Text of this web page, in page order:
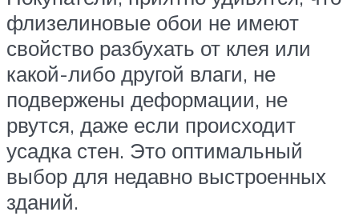
флизелиновые обои не имеют
свойство разбухать от клея или
какой-либо другой влаги, не
подвержены деформации, не
рвутся, даже если происходит
усадка стен. Это оптимальный
выбор для недавно выстроенных
зданий.